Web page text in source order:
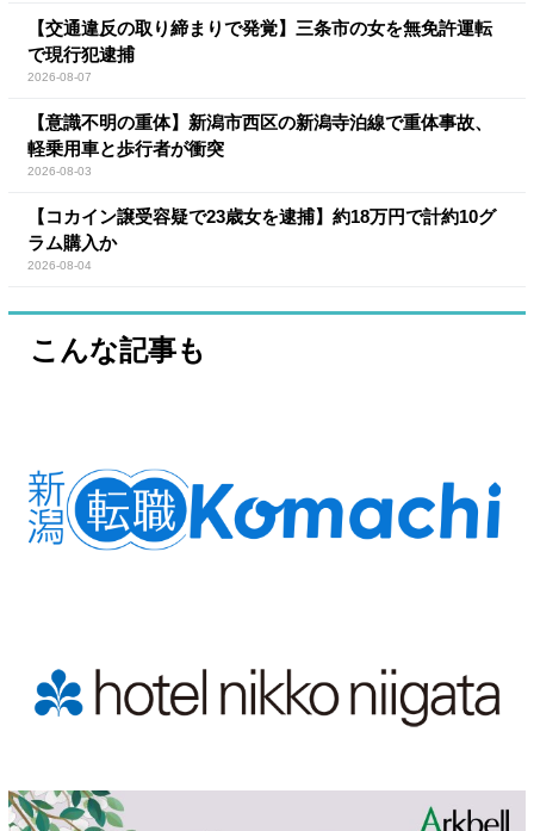
【交通違反の取り締まりで発覚】三条市の女を無免許運転
で現行犯逮捕
2026-08-07
【意識不明の重体】新潟市西区の新潟寺泊線で重体事故、
軽乗用車と歩行者が衝突
2026-08-03
【コカイン譲受容疑で23歳女を逮捕】約18万円で計約10グ
ラム購入か
2026-08-04
こんな記事も